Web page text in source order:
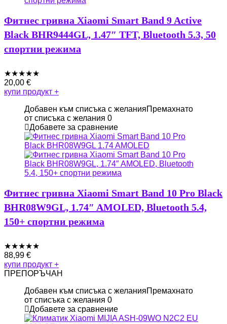
Фитнес гривна Xiaomi Smart Band 9 Active
Black BHR9444GL, 1.47″ TFT, Bluetooth 5.3, 50
спортни режима
★★★★★
20,00 €
купи продукт +
Добавен към списъка с желанияПремахнато
от списъка с желания 0
Добавете за сравнение
Фитнес гривна Xiaomi Smart Band 10 Pro Black
BHR08W9GL, 1.74″ AMOLED, Bluetooth 5.4,
150+ спортни режима
★★★★★
88,99 €
купи продукт +
ПРЕПОРЪЧАН
Добавен към списъка с желанияПремахнато
от списъка с желания 0
Добавете за сравнение